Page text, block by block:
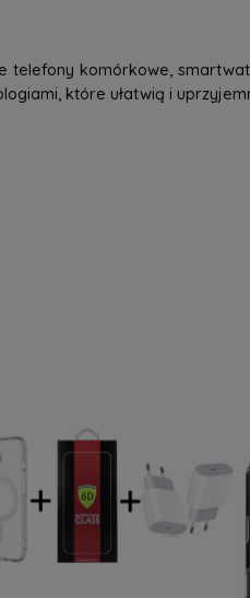
telefony komórkowe,
które ułatwią i